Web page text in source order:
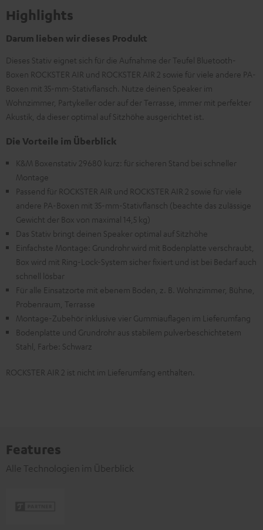
Highlights
Darum lieben wir dieses Produkt
Dieses Stativ eignet sich für die Aufnahme der Teufel Bluetooth-
Boxen ROCKSTER AIR und ROCKSTER AIR 2 sowie für viele andere PA-
Boxen mit 35-mm-Stativflansch. Nutze deinen Speaker im
Wohnzimmer, Partykeller oder auf der Terrasse, immer mit perfekter
Akustik, da dieser optimal auf Sitzhöhe ausgerichtet ist.
Die Vorteile im Überblick
K&M Boxenstativ 29680 kurz: für sicheren Stand bei schneller
Montage
Passend für ROCKSTER AIR und ROCKSTER AIR 2 sowie für viele
andere PA-Boxen mit 35-mm-Stativflansch (beachte das zulässige
Gewicht der Box von maximal 14,5 kg)
Das Stativ bringt deinen Speaker optimal auf Sitzhöhe
Einfachste Montage: Grundrohr wird mit Bodenplatte verschraubt,
Box wird mit Ring-Lock-System sicher fixiert und ist bei Bedarf auch
schnell lösbar
Für alle Einsatzorte mit ebenem Boden, z. B. Wohnzimmer, Bühne,
Probenraum, Terrasse
Montage-Zubehör inklusive vier Gummiauflagen im Lieferumfang
Bodenplatte und Grundrohr aus stabilem pulverbeschichtetem
Stahl, Farbe: Schwarz
ROCKSTER AIR 2 ist nicht im Lieferumfang enthalten.
Features
Alle Technologien im Überblick